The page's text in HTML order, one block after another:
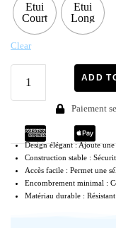
Etui
Court
Etui
Long
Clear
ADD
Paiement
Design élégant : Ajoute
Construction stable :
Accès facile : Permet une
Encombrement minimal :
Matériau durable :